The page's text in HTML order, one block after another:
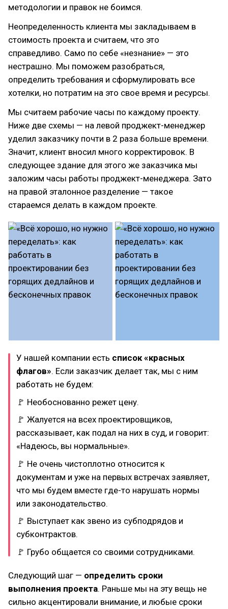
методологии и правок не боимся.
Неопределенность клиента мы закладываем в
стоимость проекта и считаем, что это
справедливо. Само по себе «незнание» — это
нестрашно. Мы поможем разобраться,
определить требования и сформулировать все
хотелки, но потратим на это свое время и ресурсы.
Мы считаем рабочие часы по каждому проекту.
Ниже две схемы — на левой проджект-менеджер
уделил заказчику почти в 2 раза больше времени.
Значит, клиент вносил много корректировок. В
следующее здание для этого же заказчика мы
заложим часы работы проджект-менеджера. Зато
на правой эталонное разделение — такое
стараемся делать в каждом проекте.
У нашей компании есть список «красных
флагов». Если заказчик делает так, мы с ним
работать не будем:
🚩 Необоснованно режет цену.
🚩 Жалуется на всех проектировщиков,
рассказывает, как подал на них в суд, и говорит:
«Надеюсь, вы нормальные».
🚩 Не очень чистоплотно относится к
документам и уже на первых встречах заявляет,
что мы будем вместе где-то нарушать нормы
или законодательство.
🚩 Выступает как звено из субподрядов и
субконтрактов.
🚩 Грубо общается со своими сотрудниками.
Следующий шаг — определить сроки
выполнения проекта. Раньше мы на эту вещь не
сильно акцентировали внимание, и любые сроки